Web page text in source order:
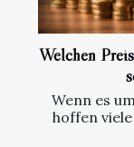
Welchen
Wenn es
hoffen